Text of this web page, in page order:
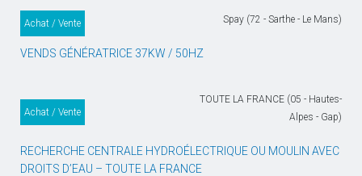
Achat / Vente Spay (72 - Sarthe - Le Mans)
VENDS GÉNÉRATRICE 37KW / 50HZ
Achat / Vente
TOUTE LA FRANCE (05 - Hautes-
Alpes - Gap)
RECHERCHE CENTRALE HYDROÉLECTRIQUE OU MOULIN AVEC
DROITS D’EAU – TOUTE LA FRANCE